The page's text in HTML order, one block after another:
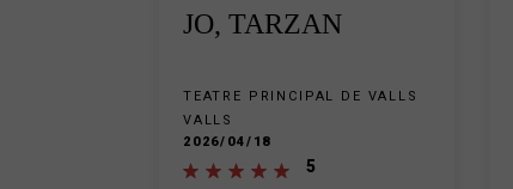
JO, TARZAN
TEATRE PRINCIPAL DE VALLS
VALLS
2026/04/18
5